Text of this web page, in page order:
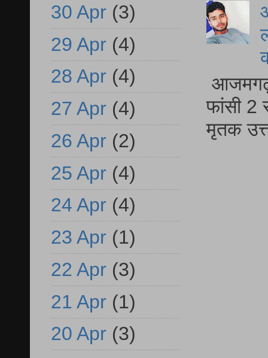
आजमगढ़
फांसी 2
मृतक
30 Apr (3)
29 Apr (4)
28 Apr (4)
27 Apr (4)
26 Apr (2)
25 Apr (4)
24 Apr (4)
23 Apr (1)
22 Apr (3)
21 Apr (1)
20 Apr (3)